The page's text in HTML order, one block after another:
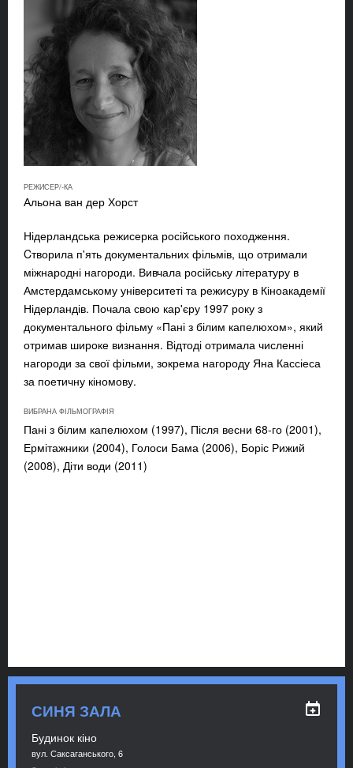
РЕЖИСЕР/-КА
Альона ван дер Хорст
Нідерландська режисерка російського походження.
Cтворила п'ять документальних фільмів, що отримали
міжнародні нагороди. Вивчала російську літературу в
Амстердамському університеті та режисуру в Кіноакадемії
Нідерландів. Почала свою кар'єру 1997 року з
документального фільму «Пані з білим капелюхом», який
отримав широке визнання. Відтоді отримала численні
нагороди за свої фільми, зокрема нагороду Яна Кассіеса
за поетичну кіномову.
ВИБРАНА ФІЛЬМОГРАФІЯ
Пані з білим капелюхом (1997), Після весни 68-го (2001),
Ермітажники (2004), Голоси Бама (2006), Боріс Рижий
(2008), Діти води (2011)
СИНЯ ЗАЛА
Будинок кіно
вул. Саксаганського, 6